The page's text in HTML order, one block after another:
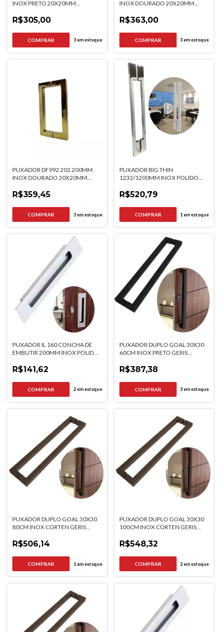
INOX PRETO 20X20MM
R$305,00
3em estoque
INOX DOURADO 20X20MM
R$363,00
3em estoque
PUXADOR DF992 202 200MM
INOX DOURADO 20X20MM
R$359,45
3em estoque
PUXADOR BIG THIN
1232/1200MM INOX POLIDO
E VIDRO
R$520,79
1 em estoque
PUXADOR IL 160 CONCHA DE
EMBUTIR 200MM INOX POLIDO
R$141,62
2em estoque
PUXADOR DUPLO GOAL 30X30
60CM INOX PRETO GERIS
R$387,38
3em estoque
PUXADOR DUPLO GOAL 30X30
80CM INOX CORTEN GERIS
R$506,14
1 em estoque
PUXADOR DUPLO GOAL 30X30
100CM INOX CORTEN GERIS
R$548,32
2em estoque